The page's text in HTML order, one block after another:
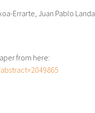
Errarte, Juan Pablo Landa
from here: